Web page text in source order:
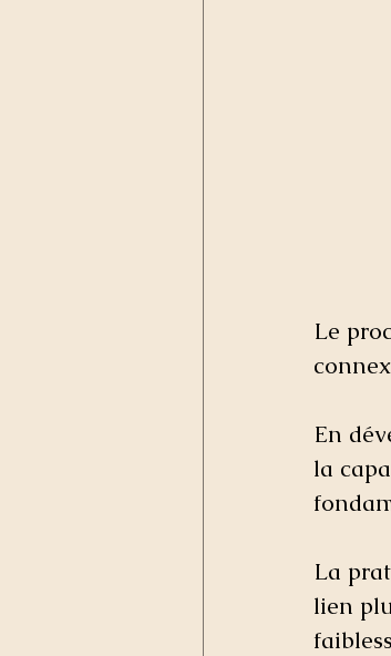
Le
En
la
La
lien